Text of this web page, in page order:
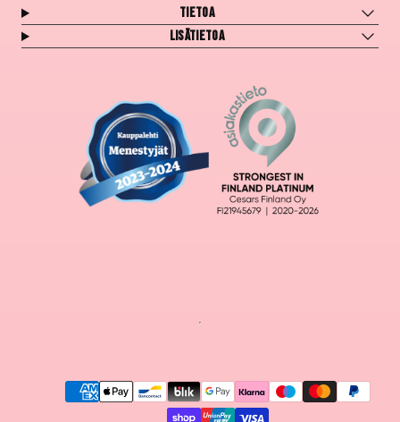
Tietoa
Lisätietoa
Maksutavat